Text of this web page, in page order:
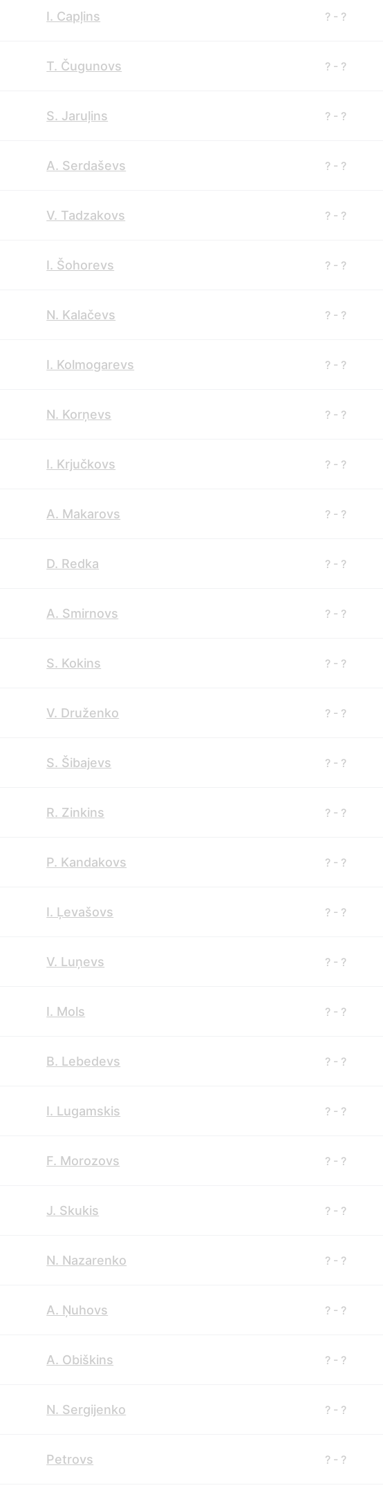
I. Capļins ? - ?
T. Čugunovs ? - ?
S. Jaruļins ? - ?
A. Serdaševs ? - ?
V. Tadzakovs ? - ?
I. Šohorevs ? - ?
N. Kalačevs ? - ?
I. Kolmogarevs ? - ?
N. Korņevs ? - ?
I. Krjučkovs ? - ?
A. Makarovs ? - ?
D. Redka ? - ?
A. Smirnovs ? - ?
S. Kokins ? - ?
V. Druženko ? - ?
S. Šibajevs ? - ?
R. Zinkins ? - ?
P. Kandakovs ? - ?
I. Ļevašovs ? - ?
V. Luņevs ? - ?
I. Mols ? - ?
B. Lebedevs ? - ?
I. Lugamskis ? - ?
F. Morozovs ? - ?
J. Skukis ? - ?
N. Nazarenko ? - ?
A. Ņuhovs ? - ?
A. Obiškins ? - ?
N. Sergijenko ? - ?
Petrovs ? - ?